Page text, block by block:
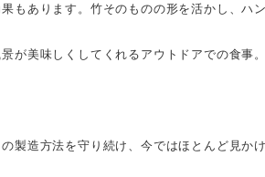
もあります。竹そのものの形を活かし、ハ
が美味しくしてくれるアウトドアでの食事
製造方法を守り続け、今ではほとんど見